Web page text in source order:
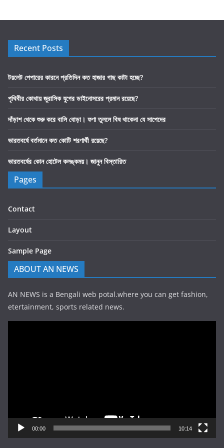
Recent Posts
টয়লেট পেপারের কারনে প্রতিদিন কত হাজার গাছ কাটা হচ্ছে?
পৃথিবীর কোথায় জুরাসিক যুগের ডাইনোসরের প্রমান রয়েছে?
দাঁড়াশ থেকে শুরু করে বালি বোড়া। ফণা তুললে বিষ থাকেনা যে সাপেদের
ভারতবর্ষে বর্তমানে কত কোটি শরণার্থী রয়েছে?
ভারতবর্ষের কোন হোটেল কলঙ্কময়। জানুন বিস্তারিত
Pages
Contact
Layout
Sample Page
ABOUT AN NEWS
AN NEWS is a Bengali web potal.where you can get fashion,
etertainment, sports related news.
00:00 10:14